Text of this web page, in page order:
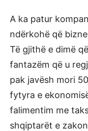
A ka patur
ndërkohë që
Të gjithë e dimë
fantazëm që u
pak javësh mori
fytyra e
falimentim me
shqiptarët e